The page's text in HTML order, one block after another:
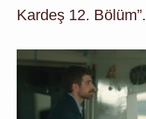
Kardeş 12. Bölüm”.